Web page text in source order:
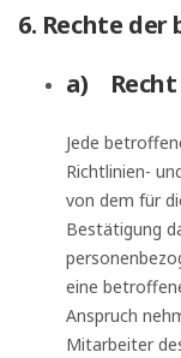
6. Rechte
a) Recht
Jede
Richtlinien-
von dem für
Bestätigung
eine
Anspruch
Mitarbeiter